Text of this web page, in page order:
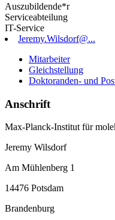
Auszubildende*r
Serviceabteilung
IT-Service
Jeremy.Wilsdorf@...
Mitarbeiter
Gleichstellung
Doktoranden- und
Anschrift
Max-Planck-Institut für
Jeremy Wilsdorf
Am Mühlenberg 1
14476 Potsdam
Brandenburg